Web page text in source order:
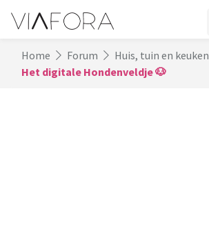
Home Forum
Huis, tuin en keuken
Het digitale Hondenveldje 🐶